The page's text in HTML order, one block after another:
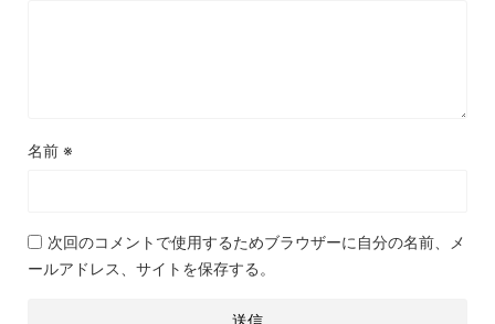
名前 ※
次回のコメントで使用するためブラウザーに自分の名前、メ
ールアドレス、サイトを保存する。